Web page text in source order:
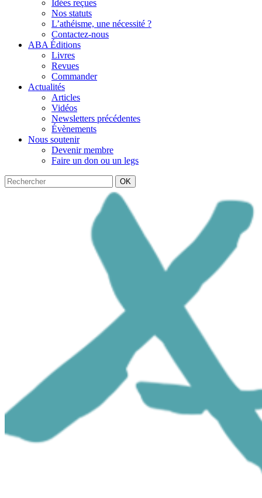
Idées reçues
Nos statuts
L’athéisme, une nécessité ?
Contactez-nous
ABA Éditions
Livres
Revues
Commander
Actualités
Articles
Vidéos
Newsletters précédentes
Évènements
Nous soutenir
Devenir membre
Faire un don ou un legs
OK